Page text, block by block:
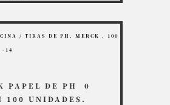
/ TIRAS DE PH. MERCK . 100
-14
PAPEL DE PH 0
100 UNIDADES.